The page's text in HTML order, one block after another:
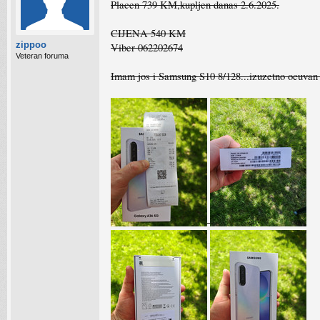
zippoo
Veteran foruma
Placen 739 KM,kupljen danas 2.6.2025.
CIJENA 540 KM
Viber 062202674
Imam jos i Samsung S10 8/128...izuzetno